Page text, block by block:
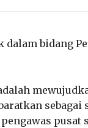
bidang
pusat